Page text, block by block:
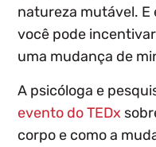
natureza mutável. E
você pode
uma mudança de
A psicóloga e
evento do TEDx
corpo e comoa